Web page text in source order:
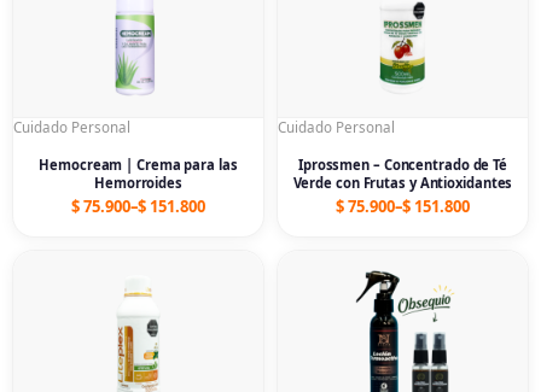
Cuidado Personal
Hemocream | Crema para las
Hemorroides
$75.900–$ 151.800
through
$ 151.800
Cuidado Personal
Iprossmen – Concentrado de Té
Verde con Frutas y Antioxidantes
$75.900–$ 151.800
through
$ 151.800
$ 79.900
through
$ 159.800
$ 79.900
through
$ 239.700